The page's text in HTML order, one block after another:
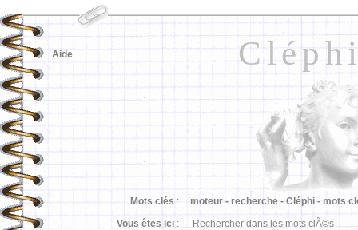
Aide
Mots clés : moteur - recherche - Cléphi - mots
Vous êtes ici : Rechercher dans les mots clÃ©s